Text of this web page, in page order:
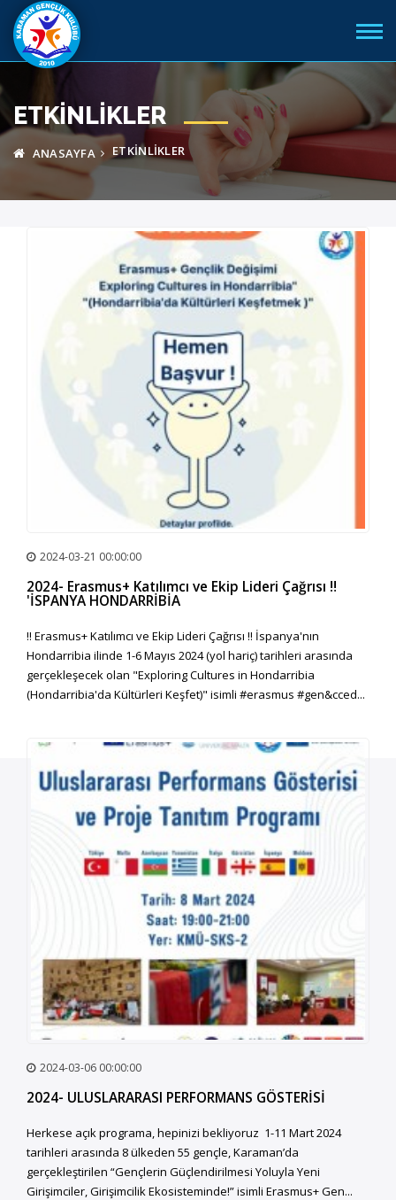
ETKINLIKLER
ANASAYFA ETKINLIKLER
2024-03-21 00:00:00
2024- Erasmus+ Katılımcı ve Ekip Lideri Çağrısı ‼️
'İSPANYA HONDARRİBİA
‼️ Erasmus+ Katılımcı ve Ekip Lideri Çağrısı ‼️ İspanya'nın
Hondarribia ilinde 1-6 Mayıs 2024 (yol hariç) tarihleri arasında
gerçekleşecek olan "Exploring Cultures in Hondarribia
(Hondarribia'da Kültürleri Keşfet)" isimli #erasmus #gen&cced...
2024-03-06 00:00:00
2024- ULUSLARARASI PERFORMANS GÖSTERİSİ
Herkese açık programa, hepinizi bekliyoruz 1-11 Mart 2024
tarihleri arasında 8 ülkeden 55 gençle, Karaman’da
gerçekleştirilen “Gençlerin Güçlendirilmesi Yoluyla Yeni
Girişimciler, Girişimcilik Ekosisteminde!” isimli Erasmus+ Gen...